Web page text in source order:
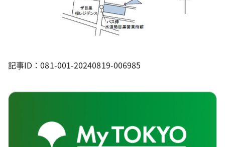
記事ID：081-001-20240819-006985